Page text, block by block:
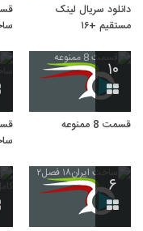
دانلود سریال لینک
مستقیم +۱۶
۱۰
قسمت 8 ممنوعه
۶